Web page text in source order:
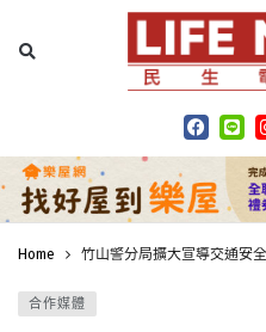
Home 竹山警分局擴大宣導交通安
合作媒體